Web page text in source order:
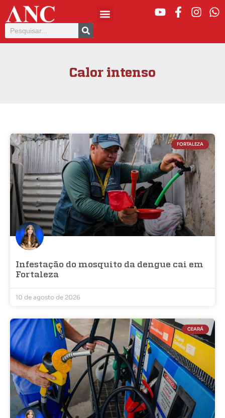
Calor intenso
FORTALEZA
Infestação do mosquito da dengue cai em
Fortaleza
10 de agosto de 2026
CEARÁ